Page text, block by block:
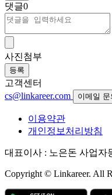
댓글0
사진첨부
등록
고객센터
cs@linkareer.com
이메일 문
이용약관
개인정보처리방침
대표이사 : 노은돈 사업자
Copyright © Linkareer. All